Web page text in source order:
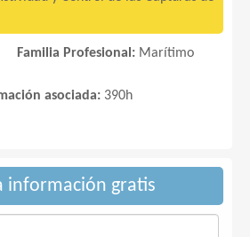
Familia Profesional: Marítimo
asociada: 390h
información gratis